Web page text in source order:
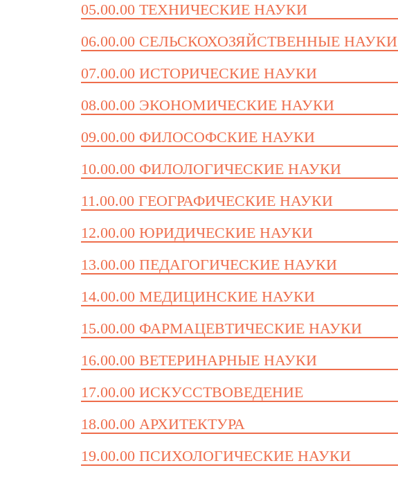
05.00.00 ТЕХНИЧЕСКИЕ НАУКИ
06.00.00 СЕЛЬСКОХОЗЯЙСТВЕННЫЕ НАУКИ
07.00.00 ИСТОРИЧЕСКИЕ НАУКИ
08.00.00 ЭКОНОМИЧЕСКИЕ НАУКИ
09.00.00 ФИЛОСОФСКИЕ НАУКИ
10.00.00 ФИЛОЛОГИЧЕСКИЕ НАУКИ
11.00.00 ГЕОГРАФИЧЕСКИЕ НАУКИ
12.00.00 ЮРИДИЧЕСКИЕ НАУКИ
13.00.00 ПЕДАГОГИЧЕСКИЕ НАУКИ
14.00.00 МЕДИЦИНСКИЕ НАУКИ
15.00.00 ФАРМАЦЕВТИЧЕСКИЕ НАУКИ
16.00.00 ВЕТЕРИНАРНЫЕ НАУКИ
17.00.00 ИСКУССТВОВЕДЕНИЕ
18.00.00 АРХИТЕКТУРА
19.00.00 ПСИХОЛОГИЧЕСКИЕ НАУКИ